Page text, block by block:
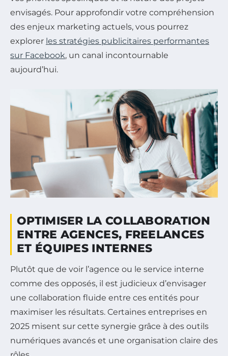
envisagés. Pour approfondir votre compréhension
des enjeux marketing actuels, vous pourrez
explorer les stratégies publicitaires performantes
sur Facebook, un canal incontournable
aujourd’hui.
OPTIMISER LA COLLABORATION
ENTRE AGENCES, FREELANCES
ET ÉQUIPES INTERNES
Plutôt que de voir l’agence ou le service interne
comme des opposés, il est judicieux d’envisager
une collaboration fluide entre ces entités pour
maximiser les résultats. Certaines entreprises en
2025 misent sur cette synergie grâce à des outils
numériques avancés et une organisation claire des